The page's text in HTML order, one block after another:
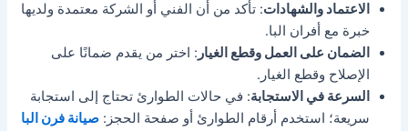
الاعتماد والشهادات: تأكد من أن الفني أو الشركة معتمدة ولديها
خبرة مع أفران البا.
الضمان على العمل وقطع الغيار : اختر من يقدم ضمانًا على
الإصلاح وقطع الغيار.
السرعة في الاستجابة: في حالات الطوارئ تحتاج إلى استجابة
سريعة؛ استخدم أرقام الطوارئ أو صفحة الحجز:صيانة فرن البا